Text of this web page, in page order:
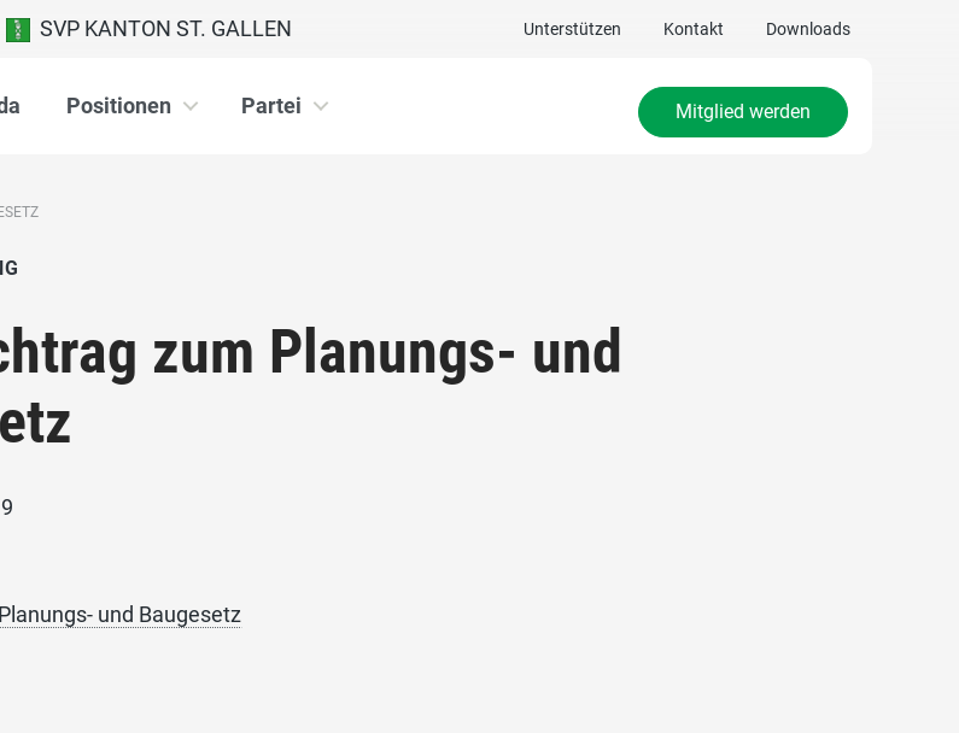
Unterstützen Kontakt Downloads
SVP KANTON ST. GALLEN
Positionen Partei Mitglied werden
zum Planungs- und
und Baugesetz